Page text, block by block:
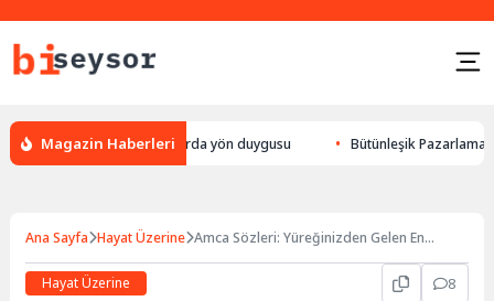
Magazin Haberleri
bulması, hayvanlarda yön duygusu Bütünleşik Pazarlama:
Ana Sayfa Hayat Üzerine Amca Sözleri: Yüreğinizden Gelen En
Hayat Üzerine
8